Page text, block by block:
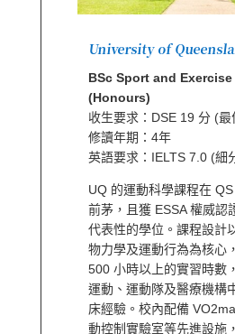
University of
BSc Sport and
(Honours)
收生要求：DSE 19 分 (
修讀年期：4年
英語要求：IELTS 7.0 (細
UQ 的運動科學課程在
前茅，且獲 ESSA 權威認
代表性的學位。課程設計
物力學及運動行為為核心
500 小時以上的實習時數
運動、運動隊及醫療機構
床經驗。校內配備
動控制實驗室等先進設施